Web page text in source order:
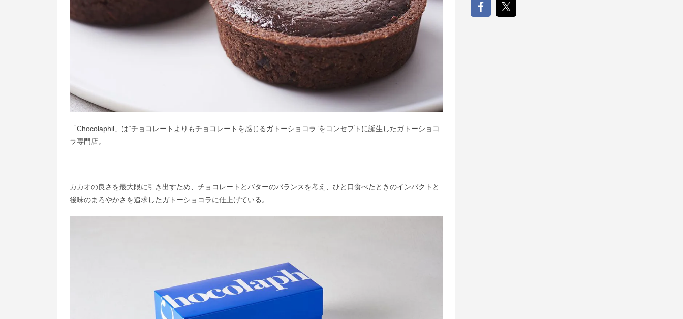
「Chocolaphil」は“チョコレートよりもチョコレートを感じるガトーショコラ”をコンセプトに誕生したガトーショコ
ラ専門店。
カカオの良さを最大限に引き出すため、チョコレートとバターのバランスを考え、ひと口食べたときのインパクトと
後味のまろやかさを追求したガトーショコラに仕上げている。